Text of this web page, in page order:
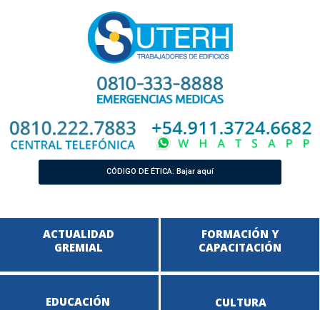
CÓDIGO DE ÉTICA: Bajar aquí
ACTUALIDAD
GREMIAL
EDUCACIÓN CULTURA
FORMACIÓN Y
CAPACITACIÓN